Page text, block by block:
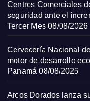
Centros Comerciales
seguridad ante el
Tercer Mes 08/08/2026
Cervecería Nacional
motor de desarrollo
Panamá 08/08/2026
Arcos Dorados lanza